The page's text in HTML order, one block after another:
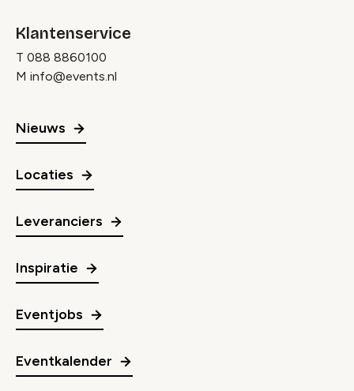
Klantenservice
T 088 8860100
M info@events.nl
Nieuws
Locaties
Leveranciers
Inspiratie
Eventjobs
Eventkalender